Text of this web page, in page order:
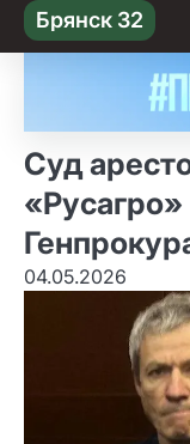
Skip
to content
Брянск 32
Суд
«Русагро»
04.05.2026